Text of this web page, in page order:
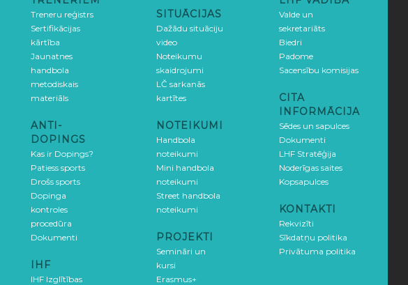
Treneru reģistrs
Sertifikācijas
kārtība
Jaunatnes
handbola
metodiskais
materiāls
ANTI-
DOPINGS
Kas ir Dopings?
Patiess sports
Drošs sports
Dopinga
kontroles
procedūra
Dokumenti
IHF
IHF Izglītības
SITUĀCIJAS
Dažādu situāciju
video
Noteikumu
skaidrojumi
LČ sarkanās
kartītes
NOTEIKUMI
Handbola
noteikumi
Mini handbola
noteikumi
Street handbola
noteikumi
PROJEKTI
Semināri un
kursi
Erasmus+
Valde un
sekretariāts
Biedri
Padome
Sacensību komisijas
CITA
INFORMĀCIJA
Sēdes un sapulces
Dokumenti
LHF Stratēģija
Noderīgas saites
Kopsapulces
KONTAKTI
Rekvizīti
Sīkdatņu politika
Privātuma politika